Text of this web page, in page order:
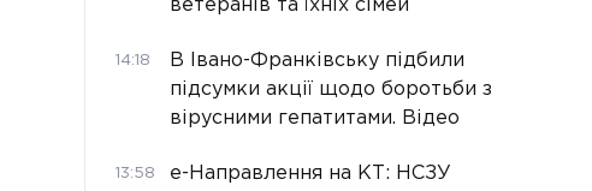
ветеранів та їхніх сімей
14:18
В Івано-Франківську підбили
підсумки акції щодо боротьби з
вірусними гепатитами. Відео
13:58
е-Направлення на КТ: НСЗУ